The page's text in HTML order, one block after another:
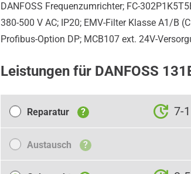
DANFOSS Frequenzumrichter; FC-
380-500 V AC; IP20; EMV-Filter Klasse A1/B
Profibus-Option DP; MCB107 ext. 24V-
Leistungen für DANFOSS
Reparatur
Reparatur ? 7-
Austausch
Austausch ?